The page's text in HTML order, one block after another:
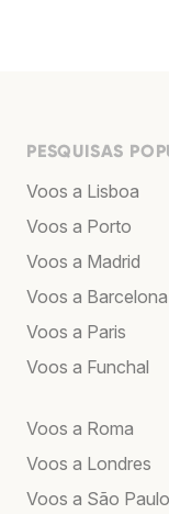
PESQUISAS
Voos a Lisboa
Voos a Porto
Voos a Madrid
Voos a Barcelona
Voos a Paris
Voos a Funchal
Voos a Roma
Voos a Londres
Voos a São Paulo